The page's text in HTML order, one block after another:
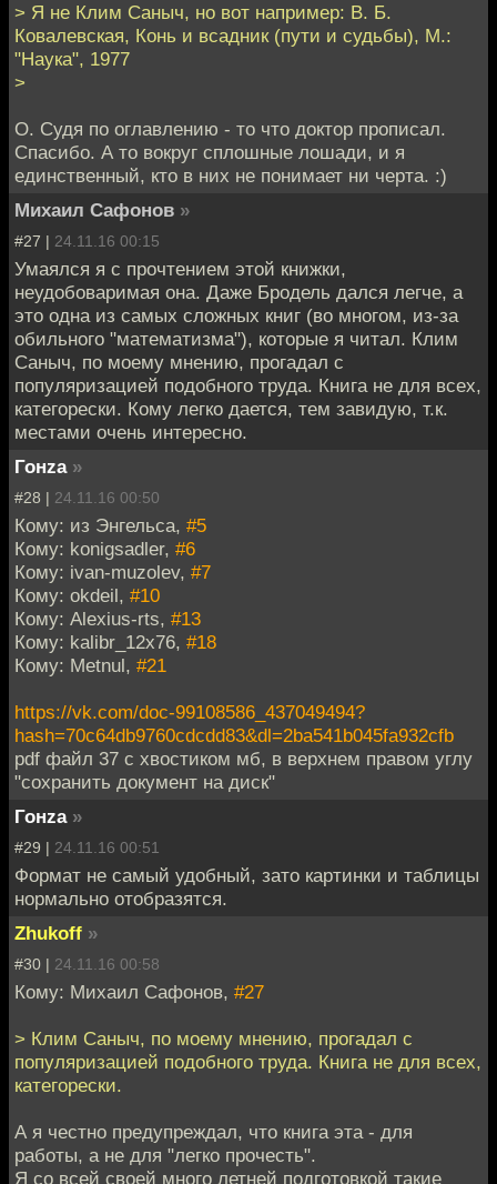
> Я не Клим Саныч, но вот например: В. Б.
Ковалевская, Конь и всадник (пути и судьбы), М.:
"Наука", 1977
>
О. Судя по оглавлению - то что доктор прописал.
Спасибо. А то вокруг сплошные лошади, и я
единственный, кто в них не понимает ни черта. :)
Михаил Сафонов »
#27 | 24.11.16 00:15
Умаялся я с прочтением этой книжки,
неудобоваримая она. Даже Бродель дался легче, а
это одна из самых сложных книг (во многом, из-за
обильного "математизма"), которые я читал. Клим
Саныч, по моему мнению, прогадал с
популяризацией подобного труда. Книга не для всех,
категорески. Кому легко дается, тем завидую, т.к.
местами очень интересно.
Гонzа »
#28 | 24.11.16 00:50
Кому: из Энгельса, #5
Кому: konigsadler, #6
Кому: ivan-muzolev, #7
Кому: okdeil, #10
Кому: Alexius-rts, #13
Кому: kalibr_12x76, #18
Кому: Metnul, #21
https://vk.com/doc-99108586_437049494?
hash=70c64db9760cdcdd83&dl=2ba541b045fa932cfb
pdf файл 37 с хвостиком мб, в верхнем правом углу
"сохранить документ на диск"
Гонzа »
#29 | 24.11.16 00:51
Формат не самый удобный, зато картинки и таблицы
нормально отобразятся.
Zhukoff »
#30 | 24.11.16 00:58
Кому: Михаил Сафонов, #27
> Клим Саныч, по моему мнению, прогадал с
популяризацией подобного труда. Книга не для всех,
категорески.
А я честно предупреждал, что книга эта - для
работы, а не для "легко прочесть".
Я со всей своей много летней подготовкой такие